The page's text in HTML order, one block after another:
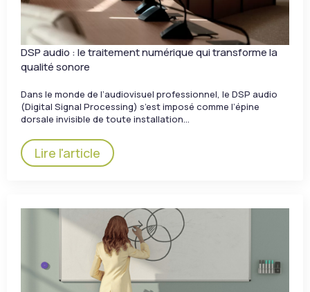
DSP audio : le traitement numérique qui transforme la
qualité sonore
Dans le monde de l’audiovisuel professionnel, le DSP audio
(Digital Signal Processing) s’est imposé comme l’épine
dorsale invisible de toute installation…
Lire l'article